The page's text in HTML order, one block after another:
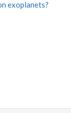
exoplanets?